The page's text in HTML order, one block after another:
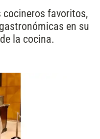
cocineros favoritos,
en su
la cocina.